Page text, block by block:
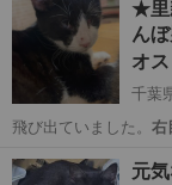
★里
ん
オス
千葉
飛び出ていました。 右
で…
千葉 市原市
元気